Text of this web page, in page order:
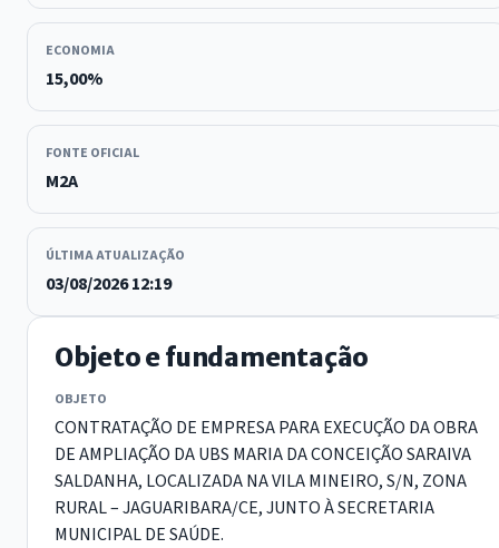
ECONOMIA
15,00%
FONTE OFICIAL
M2A
ÚLTIMA ATUALIZAÇÃO
03/08/2026 12:19
Objeto e fundamentação
OBJETO
CONTRATAÇÃO DE EMPRESA PARA EXECUÇÃO DA OBRA
DE AMPLIAÇÃO DA UBS MARIA DA CONCEIÇÃO SARAIVA
SALDANHA, LOCALIZADA NA VILA MINEIRO, S/N, ZONA
RURAL – JAGUARIBARA/CE, JUNTO À SECRETARIA
MUNICIPAL DE SAÚDE.